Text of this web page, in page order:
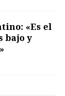
«Es el
bajo y